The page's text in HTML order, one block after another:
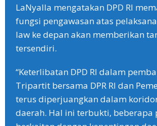
LaNyalla mengatakan DPD RI
fungsi pengawasan atas
law ke depan akan memberikan
tersendiri.
“Keterlibatan DPD RI dalam
Tripartit bersama DPR RI dan
terus diperjuangkan dalam
daerah. Hal ini terbukti, beberapa